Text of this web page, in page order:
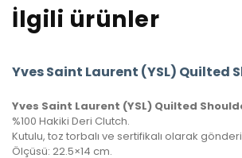
İlgili ürünler
Yves Saint Laurent (YSL) Quilted
Yves Saint Laurent (YSL) Quilted
%100 Hakiki Deri Clutch.
Kutulu, toz torbalı ve sertifikalı olarak
Ölçüsü: 22.5×14 cm.